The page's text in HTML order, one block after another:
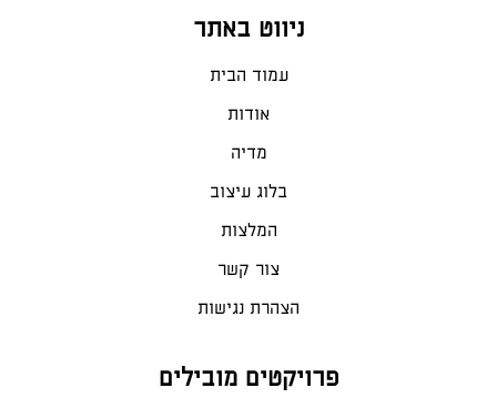
ניווט באתר
עמוד הבית
אודות
מדיה
בלוג עיצוב
המלצות
צור קשר
הצהרת נגישות
פרויקטים מובילים